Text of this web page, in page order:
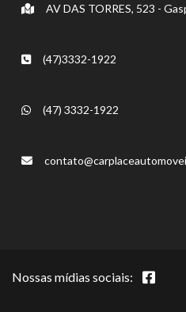
AV DAS TORRES, 523 -
(47)3332-1922
(47) 3332-1922
Nossas mídias sociais: